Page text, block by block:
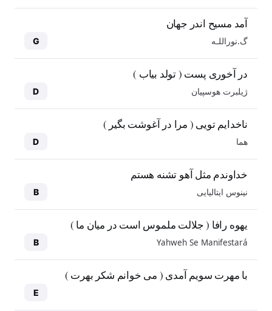
آمد مسیح اندر جهان
گ.نوراللـه G
در آخوری پست ( تولد بیاب )
ژیلبرت هوسپیان D
ناخدایم تویی ( مرا در آغوشت بگیر )
هما D
خداوندم مثل آهو تشنه هستم
نینوس ایتالیایی B
یهوه رافا ( جلالت ملموس است در میان ما )
Yahweh Se Manifestará
B
با مهرت سویم آمدی ( می خوانم شکر بهرت )
E